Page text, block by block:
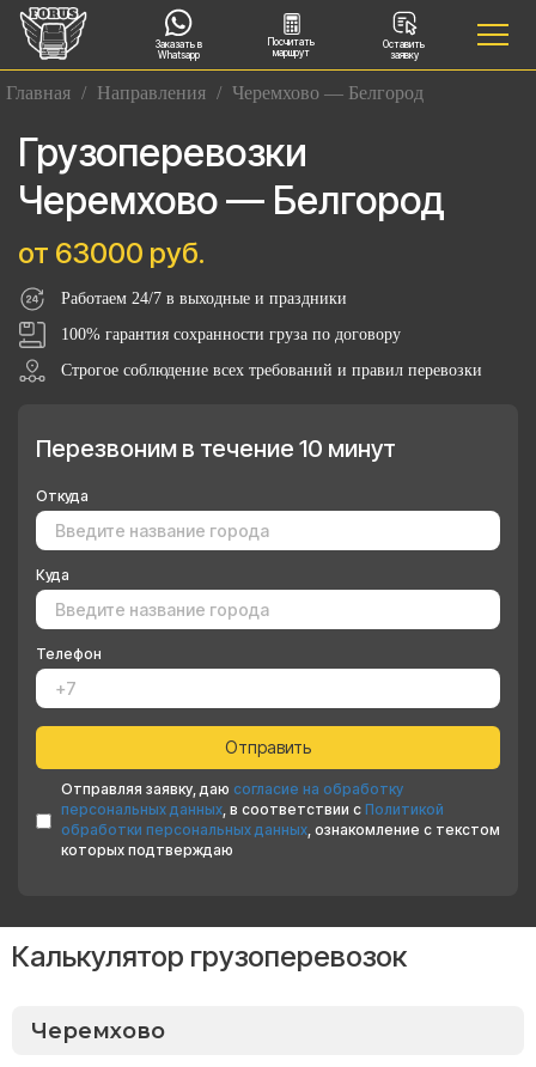
Заказать в
Whatsapp
Посчитать
маршрут
Оставить
заявку
Главная / Направления / Черемхово — Белгород
Грузоперевозки
Черемхово — Белгород
от 63000 руб.
Работаем 24/7 в выходные и праздники
100% гарантия сохранности груза по договору
Строгое соблюдение всех требований и правил перевозки
Перезвоним в течение 10 минут
Откуда
Куда
Телефон
Отправляя заявку, даю согласие на обработку
персональных данных, в соответствии с Политикой
обработки персональных данных, ознакомление с текстом
которых подтверждаю
Калькулятор грузоперевозок